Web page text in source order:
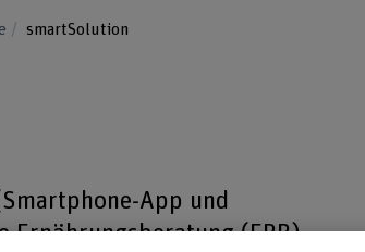
smartSolution
App und
(ERB)